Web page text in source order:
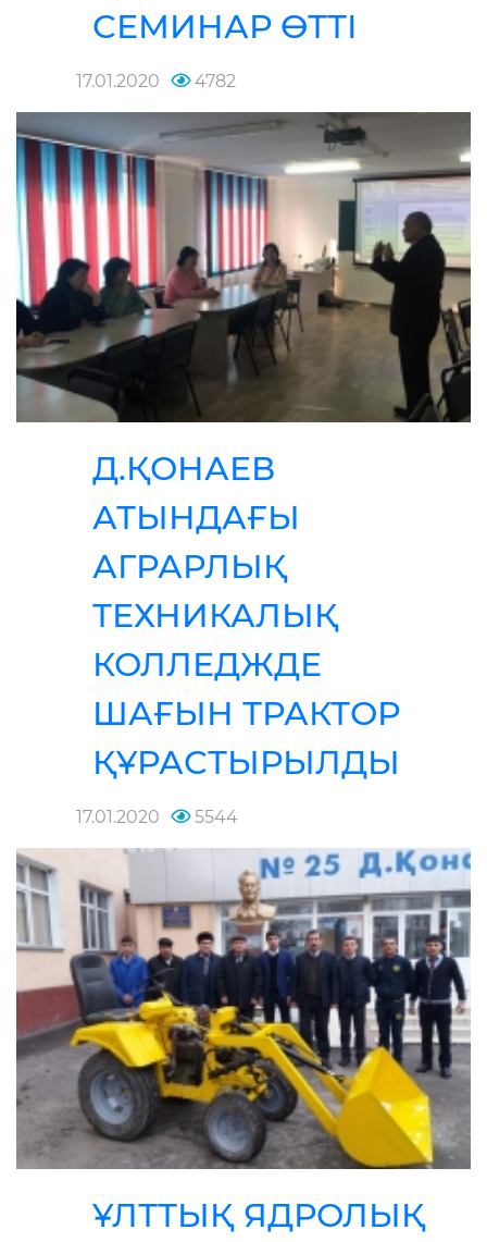
СЕМИНАР ӨТТІ
17.01.2020 4782
Д.ҚОНАЕВ
АТЫНДАҒЫ
АГРАРЛЫҚ
ТЕХНИКАЛЫҚ
КОЛЛЕДЖДЕ
ШАҒЫН ТРАКТОР
ҚҰРАСТЫРЫЛДЫ
17.01.2020 5544
ҰЛТТЫҚ ЯДРОЛЫҚ